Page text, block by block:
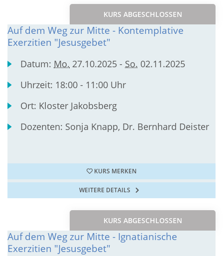
KURS ABGESCHLOSSEN
Auf dem Weg zur Mitte - Kontemplative
Exerzitien "Jesusgebet"
Datum: Mo. 27.10.2025 - So. 02.11.2025
Uhrzeit: 18:00 - 11:00 Uhr
Ort: Kloster Jakobsberg
Dozenten: Sonja Knapp, Dr. Bernhard Deister
KURS MERKEN
WEITERE DETAILS
KURS ABGESCHLOSSEN
Auf dem Weg zur Mitte - Ignatianische
Exerzitien "Jesusgebet"